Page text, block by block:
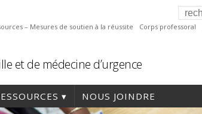
– Mesures de soutien à la réussite Corps professoral
et de médecine d’urgence
NOUS JOINDRE